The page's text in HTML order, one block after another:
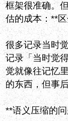
框架很准确。
估的成本：**
很多记录当时
记录「当时觉
觉就像往记忆
的东西，但事
**语义压缩的